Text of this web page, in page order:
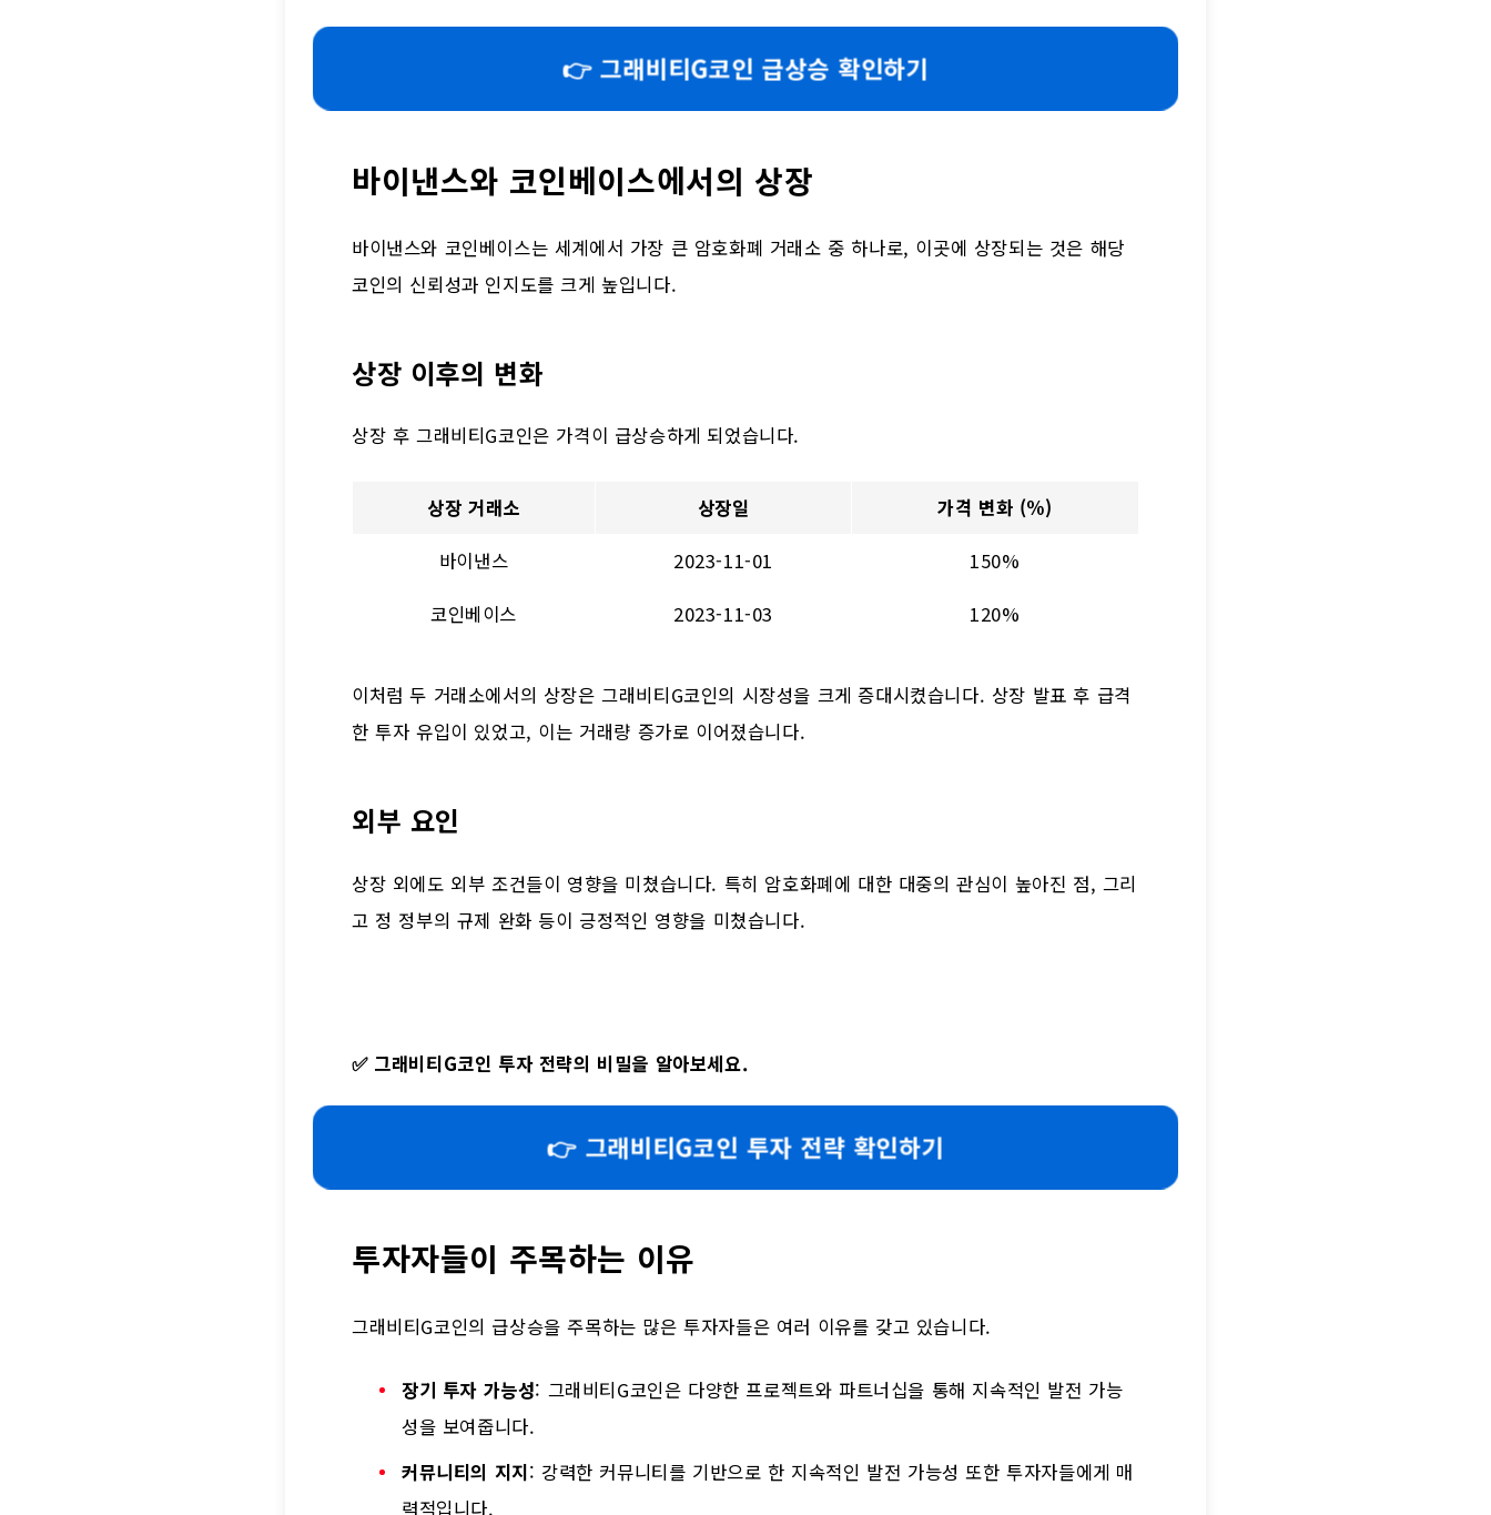
👉 그래비티G코인 급상승 확인하기
바이낸스와 코인베이스에서의 상장
바이낸스와 코인베이스는 세계에서 가장 큰 암호화폐 거래소 중 하나로, 이곳에 상장되는 것은 해당
코인의 신뢰성과 인지도를 크게 높입니다.
상장 이후의 변화
상장 후 그래비티G코인은 가격이 급상승하게 되었습니다.
상장 거래소 상장일
가격 변화 (%)
바이낸스
2023-11-01
150%
코인베이스
2023-11-03 120%
이처럼 두 거래소에서의 상장은 그래비티G코인의 시장성을 크게 증대시켰습니다. 상장 발표 후 급격
한 투자 유입이 있었고, 이는 거래량 증가로 이어졌습니다.
외부 요인
상장 외에도 외부 조건들이 영향을 미쳤습니다. 특히 암호화폐에 대한 대중의 관심이 높아진 점, 그리
고 정 정부의 규제 완화 등이 긍정적인 영향을 미쳤습니다.
✅ 그래비티G코인 투자 전략의 비밀을 알아보세요.
👉 그래비티G코인 투자 전략 확인하기
투자자들이 주목하는 이유
그래비티G코인의 급상승을 주목하는 많은 투자자들은 여러 이유를 갖고 있습니다.
장기 투자 가능성: 그래비티G코인은 다양한 프로젝트와 파트너십을 통해 지속적인 발전 가능
성을 보여줍니다.
커뮤니티의 지지: 강력한 커뮤니티를 기반으로 한 지속적인 발전 가능성 또한 투자자들에게 매
력적입니다.